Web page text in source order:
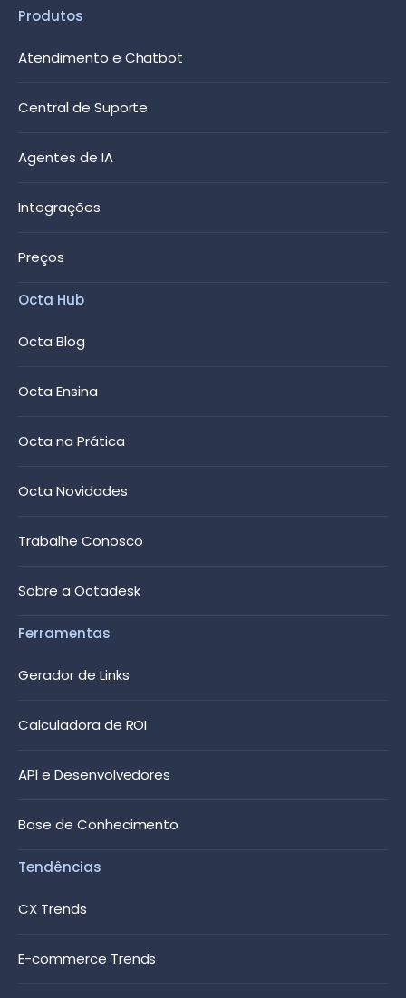
Produtos
Atendimento e Chatbot
Central de Suporte
Agentes de IA
Integrações
Preços
Octa Hub
Octa Blog
Octa Ensina
Octa na Prática
Octa Novidades
Trabalhe Conosco
Sobre a Octadesk
Ferramentas
Gerador de Links
Calculadora de ROI
API e Desenvolvedores
Base de Conhecimento
Tendências
CX Trends
E-commerce Trends